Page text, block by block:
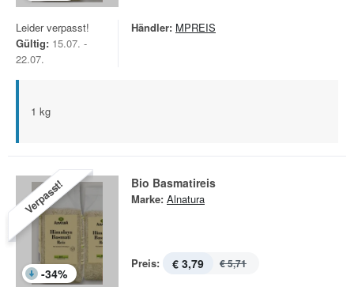
Leider verpasst!
Gültig: 15.07. -
22.07.
Händler: MPREIS
1 kg
Verpasst!
-34%
Bio Basmatireis
Marke: Alnatura
Preis: € 3,79 € 5,71